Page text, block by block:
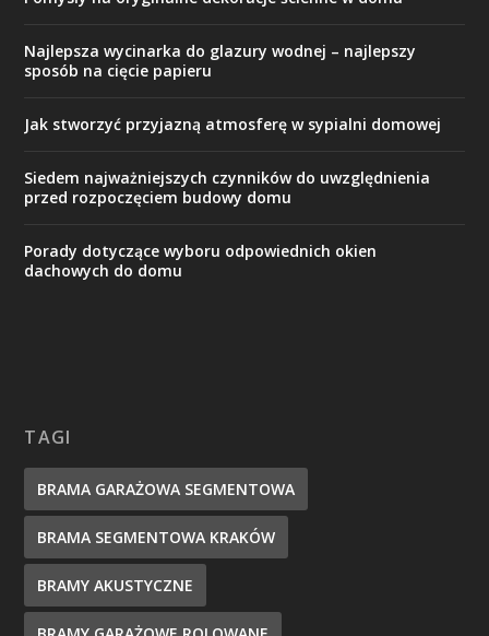
Najlepsza wycinarka do glazury wodnej – najlepszy
sposób na cięcie papieru
Jak stworzyć przyjazną atmosferę w sypialni domowej
Siedem najważniejszych czynników do uwzględnienia
przed rozpoczęciem budowy domu
Porady dotyczące wyboru odpowiednich okien
dachowych do domu
TAGI
BRAMA GARAŻOWA SEGMENTOWA
BRAMA SEGMENTOWA KRAKÓW
BRAMY AKUSTYCZNE